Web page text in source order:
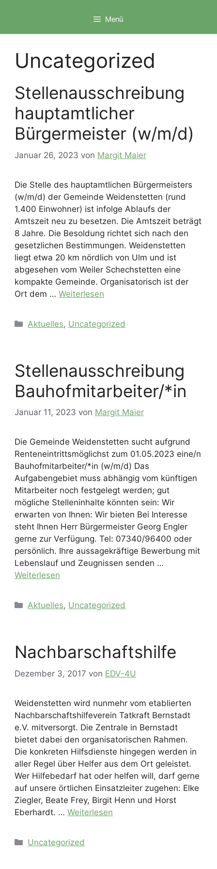
Menü
Uncategorized
Stellenausschreibung
hauptamtlicher
Bürgermeister (w/m/d)
Januar 26, 2023 von Margit Maier
Die Stelle des hauptamtlichen Bürgermeisters
(w/m/d) der Gemeinde Weidenstetten (rund
1.400 Einwohner) ist infolge Ablaufs der
Amtszeit neu zu besetzen. Die Amtszeit beträgt
8 Jahre. Die Besoldung richtet sich nach den
gesetzlichen Bestimmungen. Weidenstetten
liegt etwa 20 km nördlich von Ulm und ist
abgesehen vom Weiler Schechstetten eine
kompakte Gemeinde. Organisatorisch ist der
Ort dem … Weiterlesen
Kategorien
Aktuelles, Uncategorized
Stellenausschreibung
Bauhofmitarbeiter/*in
Januar 11, 2023 von Margit Maier
Die Gemeinde Weidenstetten sucht aufgrund
Renteneintrittsmöglichst zum 01.05.2023 eine/n
Bauhofmitarbeiter/*in (w/m/d) Das
Aufgabengebiet muss abhängig vom künftigen
Mitarbeiter noch festgelegt werden; gut
mögliche Stelleninhalte könnten sein: Wir
erwarten von Ihnen: Wir bieten Bei Interesse
steht Ihnen Herr Bürgermeister Georg Engler
gerne zur Verfügung. Tel: 07340/96400 oder
persönlich. Ihre aussagekräftige Bewerbung mit
Lebenslauf und Zeugnissen senden …
Weiterlesen
Kategorien
Aktuelles, Uncategorized
Nachbarschaftshilfe
Dezember 3, 2017 von EDV-4U
Weidenstetten wird nunmehr vom etablierten
Nachbarschaftshilfeverein Tatkraft Bernstadt
e.V. mitversorgt. Die Zentrale in Bernstadt
bietet dabei den organisatorischen Rahmen.
Die konkreten Hilfsdienste hingegen werden in
aller Regel über Helfer aus dem Ort geleistet.
Wer Hilfebedarf hat oder helfen will, darf gerne
auf unsere örtlichen Einsatzleiter zugehen: Elke
Ziegler, Beate Frey, Birgit Henn und Horst
Eberhardt. … Weiterlesen
Kategorien
Uncategorized